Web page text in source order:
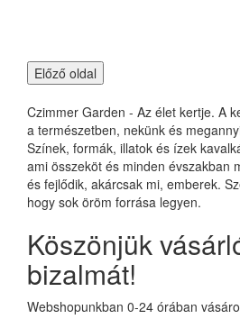
Czimmer Garden - Az élet kertje. A
a természetben, nekünk és
Színek, formák, illatok és ízek
ami összeköt és minden évszakban
és fejlődik, akárcsak mi, emberek.
hogy sok öröm forrása legyen.
Köszönjük
bizalmát!
Webshopunkban 0-24 órában